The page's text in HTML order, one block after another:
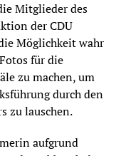
Mitglieder des
der CDU
Möglichkeit wahr
für die
zu machen, um
durch den
zu lauschen.
aufgrund